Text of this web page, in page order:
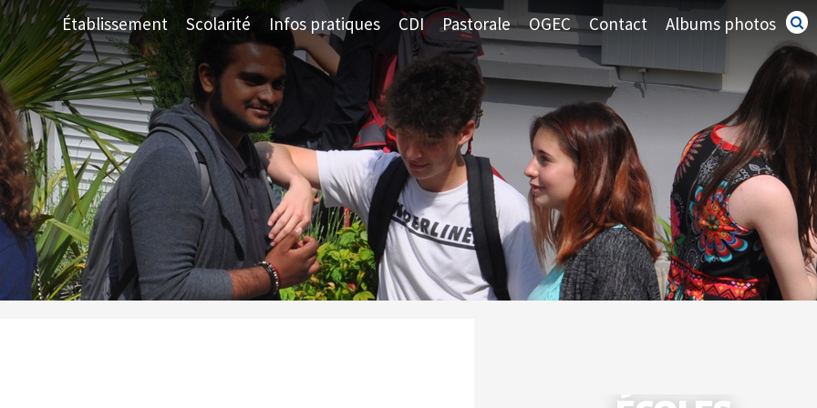
Établissement Scolarité Infos pratiques CDI Pastorale OGEC Contact Albums photos